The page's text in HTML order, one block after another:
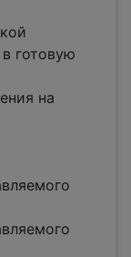
готовую
на